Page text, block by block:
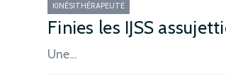
KINÉSITHÉRAPEUTE
Finies les IJSS
Une…